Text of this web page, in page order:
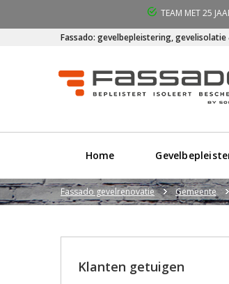
TEAM MET 25
Fassado: gevelbepleistering,
Home
Fassado gevelrenovatie Gemeente
Klanten getuigen